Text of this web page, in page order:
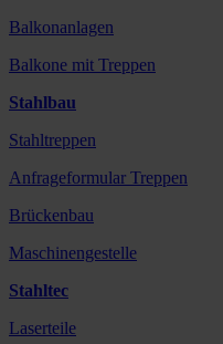
Balkonanlagen
Balkone mit Treppen
Stahlbau
Stahltreppen
Anfrageformular Treppen
Brückenbau
Maschinengestelle
Stahltec
Laserteile